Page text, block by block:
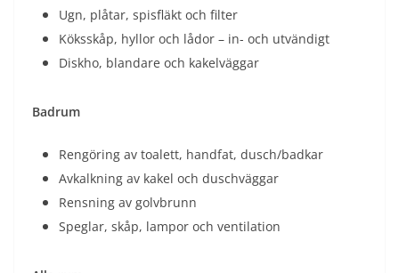
Ugn, plåtar, spisfläkt och filter
Köksskåp, hyllor och lådor – in- och utvändigt
Diskho, blandare och kakelväggar
Badrum
Rengöring av toalett, handfat, dusch/badkar
Avkalkning av kakel och duschväggar
Rensning av golvbrunn
Speglar, skåp, lampor och ventilation